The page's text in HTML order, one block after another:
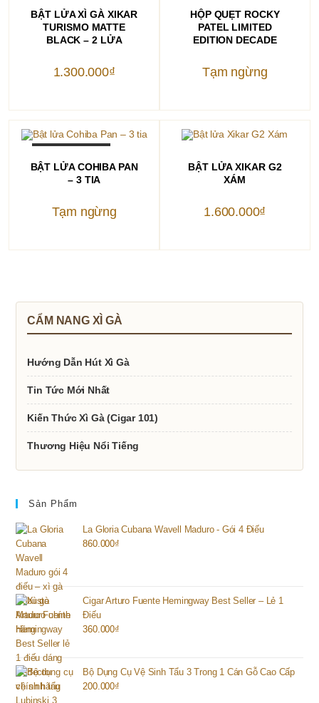
THÊM VÀO GIỎ HÀNG
BẬT LỬA XÌ GÀ XIKAR
TURISMO MATTE
BLACK – 2 LỬA
1.300.000₫
HỘP QUẸT ROCKY
PATEL LIMITED
EDITION DECADE
Tạm ngừng
này
có
thể.
Các
có
trang
phẩm
BẬT LỬA COHIBA PAN
– 3 TIA
Tạm ngừng
THÊM VÀO GIỎ HÀNG
BẬT LỬA XIKAR G2
XÁM
1.600.000₫
CẨM NANG XÌ GÀ
Hướng Dẫn Hút Xì Gà
Tin Tức Mới Nhất
Kiến Thức Xì Gà (Cigar 101)
Thương Hiệu Nổi Tiếng
Sản Phẩm
La Gloria Cubana Wavell Maduro - Gói 4 Điếu
860.000₫
Cigar Arturo Fuente Hemingway Best Seller – Lẻ 1
Điếu
360.000₫
Bộ Dụng Cụ Vệ Sinh Tẩu 3 Trong 1 Cán Gỗ Cao Cấp
200.000₫